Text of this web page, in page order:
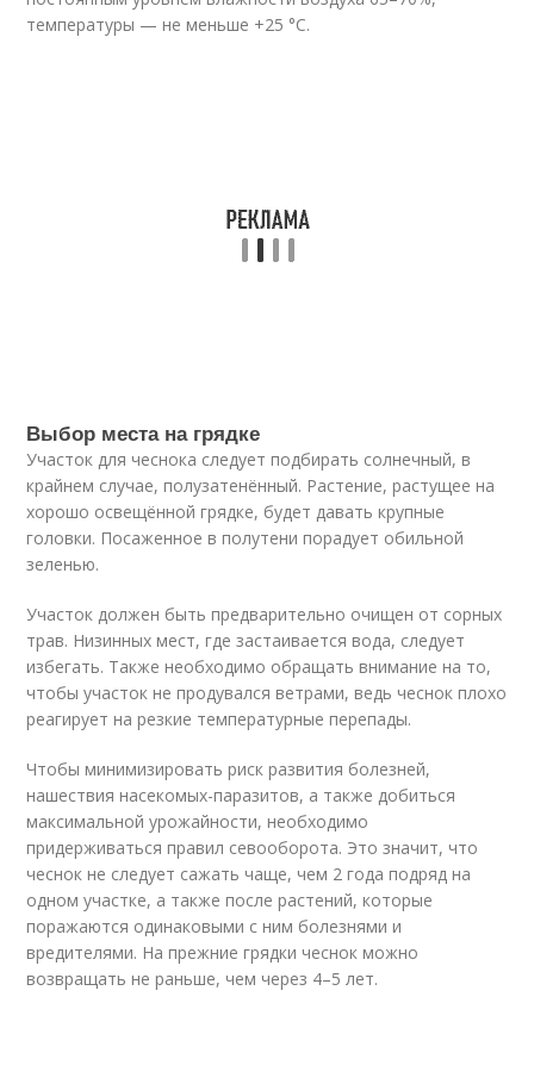
температуры — не меньше +25 °С.
Выбор места на грядке
Участок для чеснока следует подбирать солнечный, в
крайнем случае, полузатенённый. Растение, растущее на
хорошо освещённой грядке, будет давать крупные
головки. Посаженное в полутени порадует обильной
зеленью.
Участок должен быть предварительно очищен от сорных
трав. Низинных мест, где застаивается вода, следует
избегать. Также необходимо обращать внимание на то,
чтобы участок не продувался ветрами, ведь чеснок плохо
реагирует на резкие температурные перепады.
Чтобы минимизировать риск развития болезней,
нашествия насекомых-паразитов, а также добиться
максимальной урожайности, необходимо
придерживаться правил севооборота. Это значит, что
чеснок не следует сажать чаще, чем 2 года подряд на
одном участке, а также после растений, которые
поражаются одинаковыми с ним болезнями и
вредителями. На прежние грядки чеснок можно
возвращать не раньше, чем через 4–5 лет.